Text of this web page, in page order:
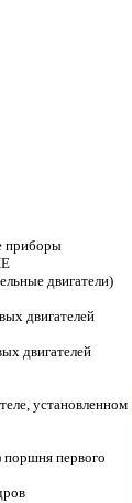
приборы
двигатели)
двигателей
двигателей
установленном
первого